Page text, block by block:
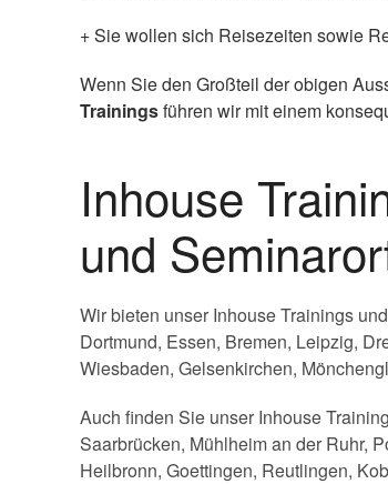
+ Sie wollen sich Reisezeiten sowie
Wenn Sie den Großteil der obigen
Trainingsführen wir mit einem
Inhouse
und
Wir bieten unser Inhouse Trainings
Dortmund, Essen, Bremen, Leipzig,
Wiesbaden, Gelsenkirchen,
Auch finden Sie unser Inhouse
Saarbrücken, Mühlheim an der Ruhr,
Heilbronn, Goettingen, Reutlingen,